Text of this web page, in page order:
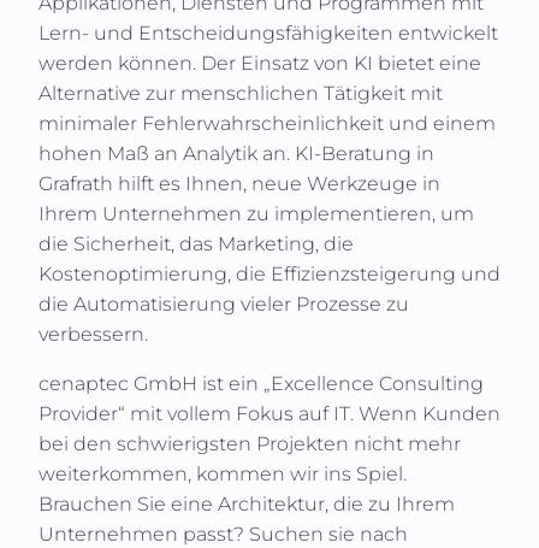
Lern- und Entscheidungsfähigkeiten entwickelt
werden können. Der Einsatz von KI bietet eine
Alternative zur menschlichen Tätigkeit mit
minimaler Fehlerwahrscheinlichkeit und einem
hohen Maß an Analytik an. KI-Beratung in
Grafrath hilft es Ihnen, neue Werkzeuge in
Ihrem Unternehmen zu implementieren, um
die Sicherheit, das Marketing, die
Kostenoptimierung, die Effizienzsteigerung und
die Automatisierung vieler Prozesse zu
verbessern.
cenaptec GmbH ist ein „Excellence Consulting
Provider“ mit vollem Fokus auf IT. Wenn Kunden
bei den schwierigsten Projekten nicht mehr
weiterkommen, kommen wir ins Spiel.
Brauchen Sie eine Architektur, die zu Ihrem
Unternehmen passt? Suchen sie nach